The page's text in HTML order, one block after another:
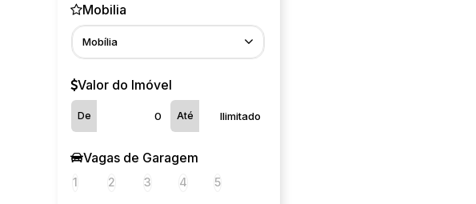
Mobilia
Mobília
Valor do Imóvel
De Até
Vagas de Garagem
1 2 3 4 5